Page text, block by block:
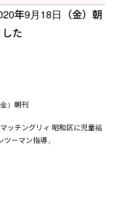
年9月18日（金）朝
た
）朝刊
ッチングリィ 昭和区に児童福
ーマン指導」